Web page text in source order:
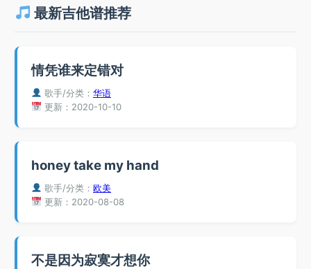
最新吉他谱推荐
情凭谁来定错对
歌手/分类：华语
更新：2020-10-10
honey take my hand
歌手/分类：欧美
更新：2020-08-08
不是因为寂寞才想你